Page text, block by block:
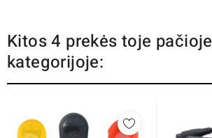
Kitos 4 prekės toje pačioje
kategorijoje: